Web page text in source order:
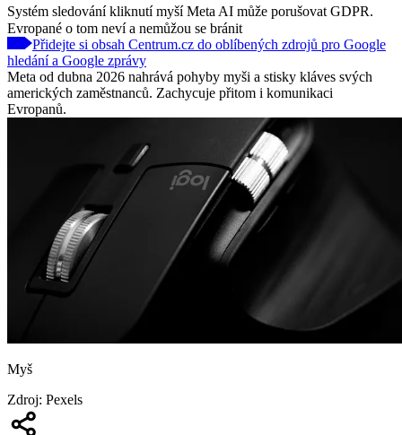
Systém sledování kliknutí myší Meta AI může porušovat GDPR.
Evropané o tom neví a nemůžou se bránit
Přidejte si obsah Centrum.cz do oblíbených zdrojů pro Google
hledání a Google zprávy
Meta od dubna 2026 nahrává pohyby myši a stisky kláves svých
amerických zaměstnanců. Zachycuje přitom i komunikaci
Evropanů.
Myš
Zdroj: Pexels